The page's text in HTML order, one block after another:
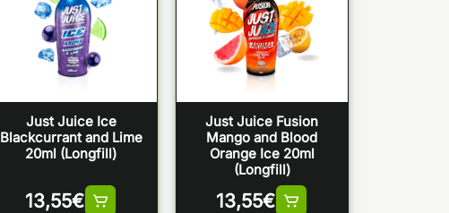
Just Juice Ice
Blackcurrant and Lime
20ml (Longfill)
13,55€
Just Juice Fusion
Mango and Blood
Orange Ice 20ml
(Longfill)
13,55€